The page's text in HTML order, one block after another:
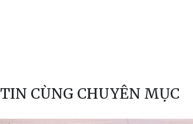
TIN CÙNG CHUYÊN MỤC